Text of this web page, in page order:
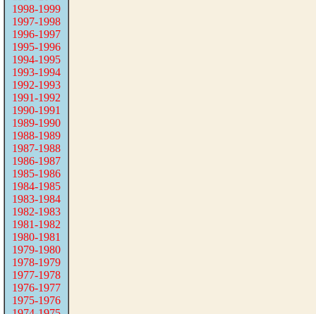
1998-1999
1997-1998
1996-1997
1995-1996
1994-1995
1993-1994
1992-1993
1991-1992
1990-1991
1989-1990
1988-1989
1987-1988
1986-1987
1985-1986
1984-1985
1983-1984
1982-1983
1981-1982
1980-1981
1979-1980
1978-1979
1977-1978
1976-1977
1975-1976